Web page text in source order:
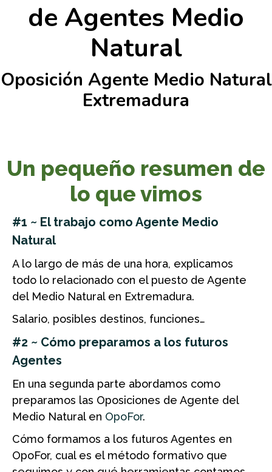
de Agentes Medio
Natural
Oposición Agente Medio Natural
Extremadura
Un pequeño resumen de
lo que vimos
#1 ~ El trabajo como Agente Medio
Natural
A lo largo de más de una hora, explicamos
todo lo relacionado con el puesto de Agente
del Medio Natural en Extremadura.
Salario, posibles destinos, funciones…
#2 ~ Cómo preparamos a los futuros
Agentes
En una segunda parte abordamos como
preparamos las Oposiciones de Agente del
Medio Natural en OpoFor.
Cómo formamos a los futuros Agentes en
OpoFor, cual es el método formativo que